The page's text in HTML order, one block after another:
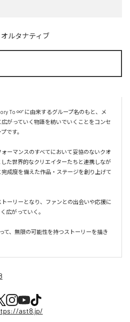
オルタナティブ
To ∞” に由来するグループ名のもと、メ
がっていく物語を紡いでいくことをコンセ
です。
ーマンスのすべてにおいて妥協のないクオ
た世界的なクリエイターたちと連携しなが
成度を備えた作品・ステージを創り上げて
ーリーとなり、ファンとの出会いや応援に
広がっていく。
て、無限の可能性を持つストーリーを描き
ast8.jp/